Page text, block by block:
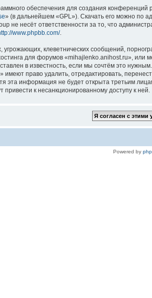
обеспечения для создания
» (в дальнейшем «GPL»). Скачать его можно по
не несёт ответственности за то, что
www.phpbb.com/.
клеветнических сообщений,
для форумов «mihajlenko.anihost.ru»,
в известность, если мы сочтём это
право удалить, отредактировать,
эта информация не будет открыта третьим
привести к несанкционированному доступу к ней.
Powered by